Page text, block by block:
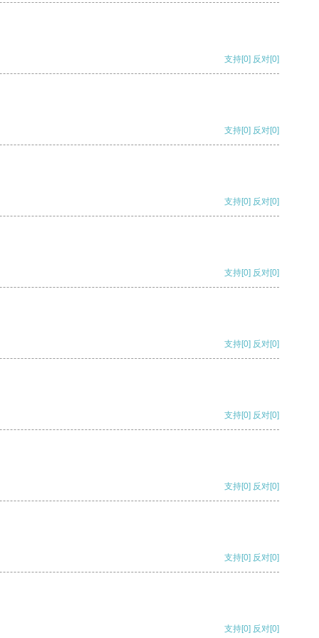
支持[0] 反对[0]
支持[0] 反对[0]
支持[0] 反对[0]
支持[0] 反对[0]
支持[0] 反对[0]
支持[0] 反对[0]
支持[0] 反对[0]
支持[0] 反对[0]
支持[0] 反对[0]